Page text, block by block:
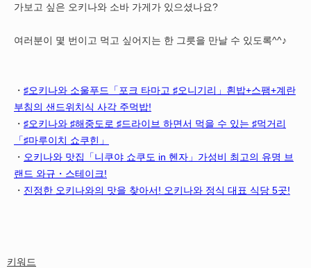
가보고 싶은 오키나와 소바 가게가 있으셨나요?
여러분이 몇 번이고 먹고 싶어지는 한 그릇을 만날 수 있도록^^♪
・ ♯오키나와 소울푸드「포크 타마고 ♯오니기리」흰밥+스팸+계란
부침의 샌드위치식 사각 주먹밥!
・ ♯오키나와 ♯해중도로 ♯드라이브 하면서 먹을 수 있는 ♯먹거리
「♯마루이치 쇼쿠힌」
・ 오키나와 맛집「니쿠야 쇼쿠도 in 헨자」가성비 최고의 유명 브
랜드 와규・스테이크!
・ 진정한 오키나와의 맛을 찾아서! 오키나와 정식 대표 식당 5곳!
키워드